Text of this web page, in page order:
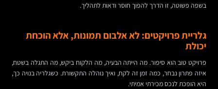
בשפה פשוטה, זו הדרך להפוך חוסר ודאות לתהליך.
גלריית פרויקטים: לא אלבום תמונות, אלא הוכחת
יכולת
פרויקט טוב הוא סיפור. מה הייתה הבעיה, מה הלקוח ביקש, מה התגלה בשטח,
איזה פתרון נבחר, כמה זמן זה לקח, ואיך נוהלה התקשורת. כשגלריה בנויה כך,
היא הופכת לנכס מכירתי אמיתי.